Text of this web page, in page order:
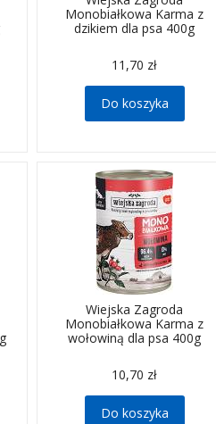
Monobiałkowa Karma z
dzikiem dla psa 400g
11,70 zł
Do koszyka
Wiejska Zagroda
Monobiałkowa Karma z
wołowiną dla psa 400g
10,70 zł
Do koszyka